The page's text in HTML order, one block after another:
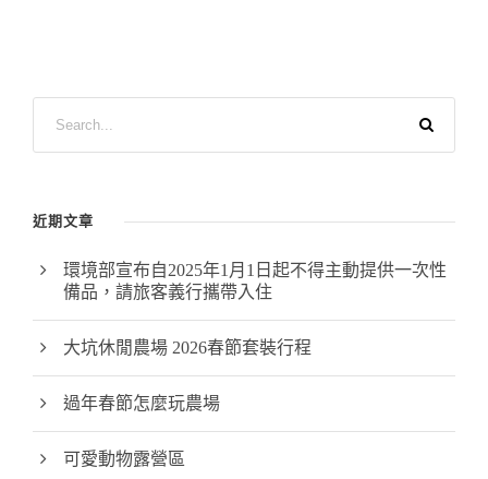
近期文章
環境部宣布自2025年1月1日起不得主動提供一次性
備品，請旅客義行攜帶入住
大坑休閒農場 2026春節套裝行程
過年春節怎麼玩農場
可愛動物露營區